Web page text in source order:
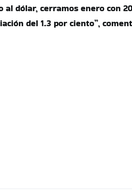
al dólar, cerramos enero con
del 1.3 por ciento”,